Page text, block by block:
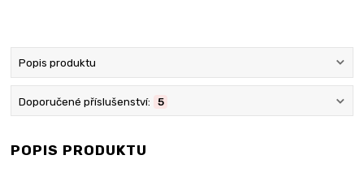
Popis produktu
Doporučené příslušenství: 5
POPIS PRODUKTU